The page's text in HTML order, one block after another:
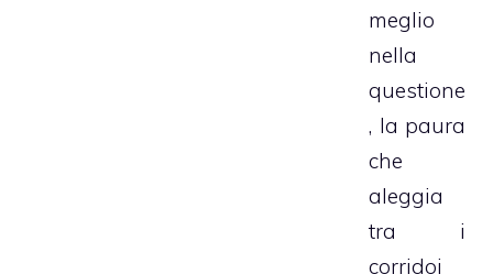
meglio
nella
questione
, la paura
che
aleggia
tra i
corridoi